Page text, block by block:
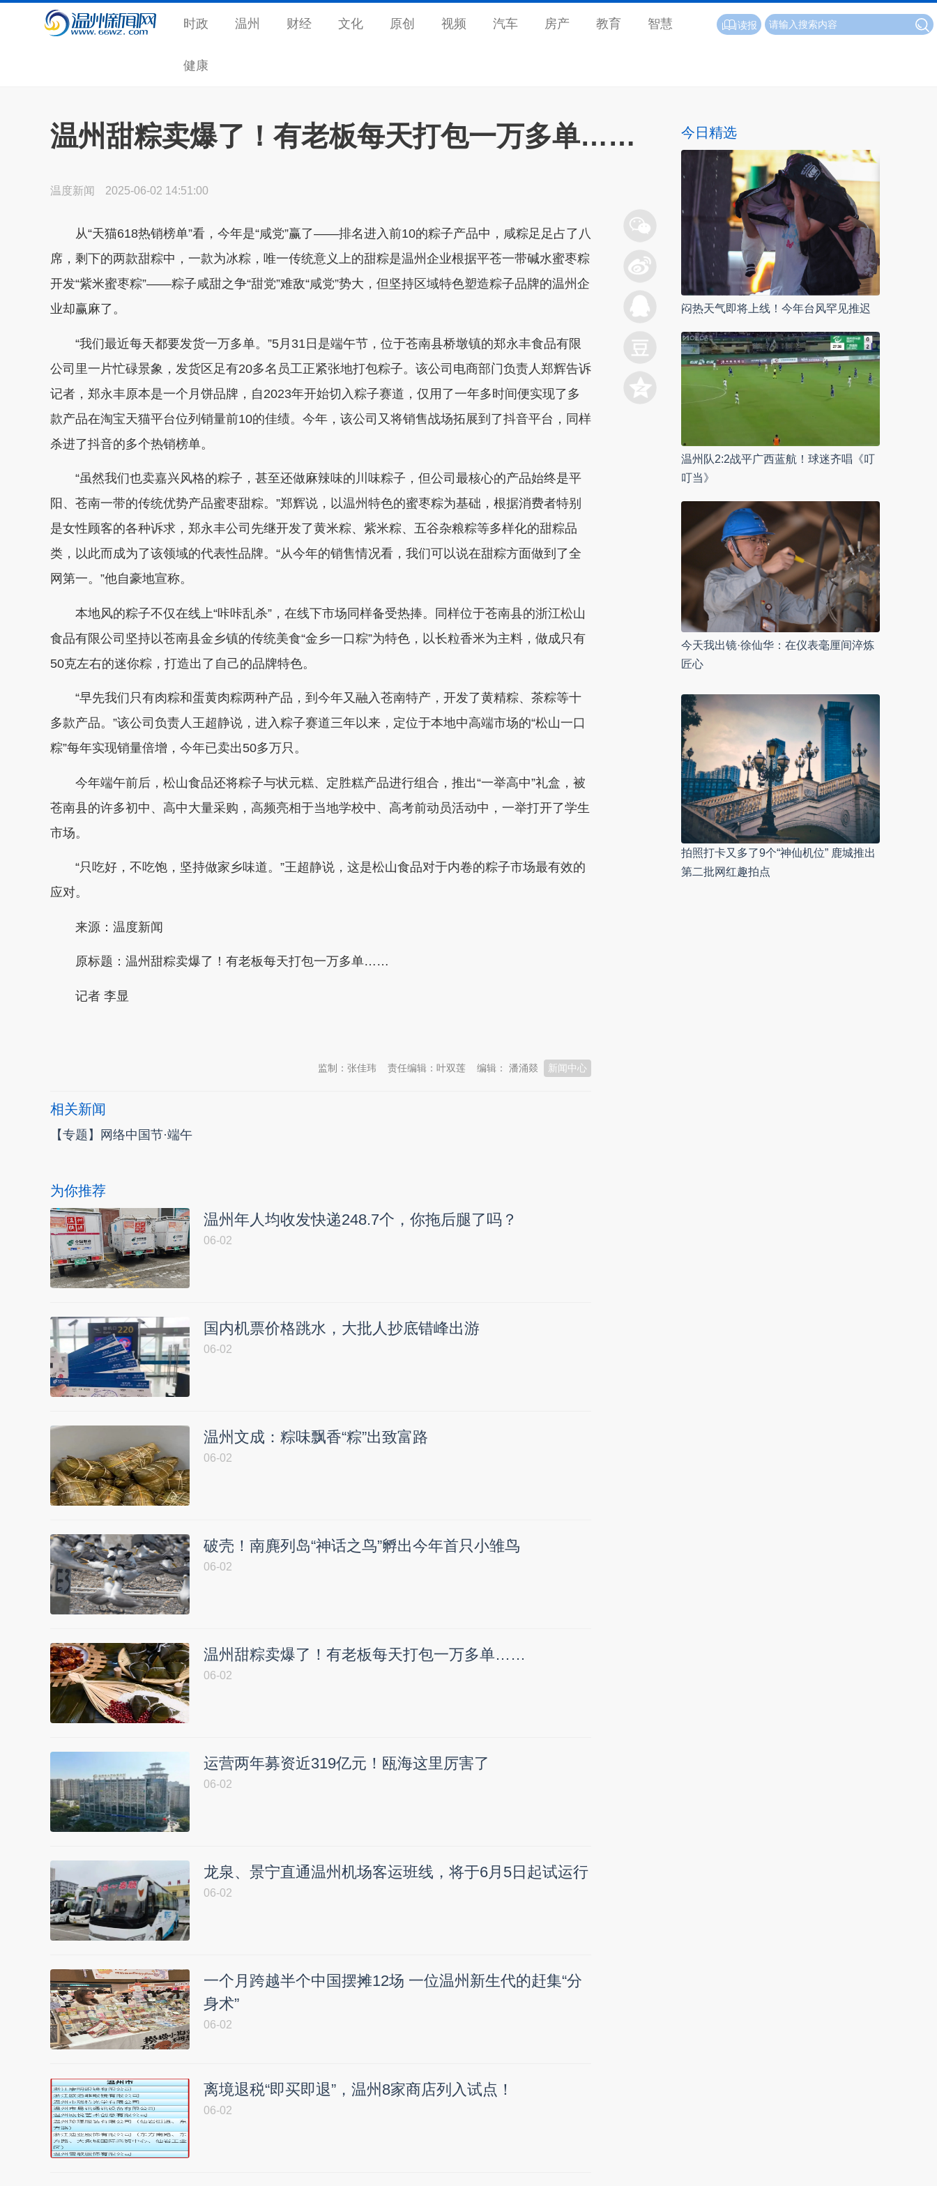
时政 温州 财经 文化 原创 视频 汽车 房产 教育 智慧
健康
读报
温州甜粽卖爆了！有老板每天打包一万多单……
温度新闻 2025-06-02 14:51:00
从“天猫618热销榜单”看，今年是“咸党”赢了——排名进入前10的粽子产品中，咸粽足足占了八
席，剩下的两款甜粽中，一款为冰粽，唯一传统意义上的甜粽是温州企业根据平苍一带碱水蜜枣粽
开发“紫米蜜枣粽”——粽子咸甜之争“甜党”难敌“咸党”势大，但坚持区域特色塑造粽子品牌的温州企
业却赢麻了。
“我们最近每天都要发货一万多单。”5月31日是端午节，位于苍南县桥墩镇的郑永丰食品有限
公司里一片忙碌景象，发货区足有20多名员工正紧张地打包粽子。该公司电商部门负责人郑辉告诉
记者，郑永丰原本是一个月饼品牌，自2023年开始切入粽子赛道，仅用了一年多时间便实现了多
款产品在淘宝天猫平台位列销量前10的佳绩。今年，该公司又将销售战场拓展到了抖音平台，同样
杀进了抖音的多个热销榜单。
“虽然我们也卖嘉兴风格的粽子，甚至还做麻辣味的川味粽子，但公司最核心的产品始终是平
阳、苍南一带的传统优势产品蜜枣甜粽。”郑辉说，以温州特色的蜜枣粽为基础，根据消费者特别
是女性顾客的各种诉求，郑永丰公司先继开发了黄米粽、紫米粽、五谷杂粮粽等多样化的甜粽品
类，以此而成为了该领域的代表性品牌。“从今年的销售情况看，我们可以说在甜粽方面做到了全
网第一。”他自豪地宣称。
本地风的粽子不仅在线上“咔咔乱杀”，在线下市场同样备受热捧。同样位于苍南县的浙江松山
食品有限公司坚持以苍南县金乡镇的传统美食“金乡一口粽”为特色，以长粒香米为主料，做成只有
50克左右的迷你粽，打造出了自己的品牌特色。
“早先我们只有肉粽和蛋黄肉粽两种产品，到今年又融入苍南特产，开发了黄精粽、茶粽等十
多款产品。”该公司负责人王超静说，进入粽子赛道三年以来，定位于本地中高端市场的“松山一口
粽”每年实现销量倍增，今年已卖出50多万只。
今年端午前后，松山食品还将粽子与状元糕、定胜糕产品进行组合，推出“一举高中”礼盒，被
苍南县的许多初中、高中大量采购，高频亮相于当地学校中、高考前动员活动中，一举打开了学生
市场。
“只吃好，不吃饱，坚持做家乡味道。”王超静说，这是松山食品对于内卷的粽子市场最有效的
应对。
来源：温度新闻
原标题：温州甜粽卖爆了！有老板每天打包一万多单……
记者 李显
新闻中心
编辑： 潘涌燚
责任编辑：叶双莲
监制：张佳玮
相关新闻
【专题】网络中国节·端午
为你推荐
温州年人均收发快递248.7个，你拖后腿了吗？
06-02
国内机票价格跳水，大批人抄底错峰出游
06-02
温州文成：粽味飘香“粽”出致富路
06-02
破壳！南麂列岛“神话之鸟”孵出今年首只小雏鸟
06-02
温州甜粽卖爆了！有老板每天打包一万多单……
06-02
运营两年募资近319亿元！瓯海这里厉害了
06-02
龙泉、景宁直通温州机场客运班线，将于6月5日起试运行
06-02
一个月跨越半个中国摆摊12场 一位温州新生代的赶集“分
身术”
06-02
离境退税“即买即退”，温州8家商店列入试点！
06-02
今日精选
闷热天气即将上线！今年台风罕见推迟
温州队2:2战平广西蓝航！球迷齐唱《叮
叮当》
今天我出镜·徐仙华：在仪表毫厘间淬炼
匠心
拍照打卡又多了9个“神仙机位” 鹿城推出
第二批网红趣拍点